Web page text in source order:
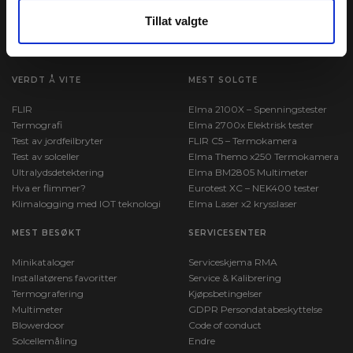
Tillat valgte
firma@elma-instruments.no​
VERDT Å VITE
FLIR
Termografi
Test av jordfeilbryter
Test av solceller
Ultralydsdetektering
Hva er flimmer?
Klimalogging med IOT teknologi
MEST SOLGTE
Elma 2100X – Spenningstester
Elma 2700x Elektrisk tester
FLIR C5 – Termokamera
Elma Themo x250 Termokamera
Elma BM2805 Multimeter
Eurotest XC – NEK400 tester
Elma Laser x2 krysslaser
MEST BESØKT
Minikataloger
Installatørens favoritter
Termografering
Multimeter
Blowerdoor
Solcellemåling
SERVICESENTER
Serviceskjema RMA
Service & Kalibrering
Kjøpsbetingelser
GDPR Persondatabeskyttelse
Code of conduct
Endre